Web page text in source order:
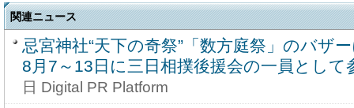
関連ニュース
忌宮神社“天下の奇祭”「数方庭祭」のバザ
8月7～13日に三日相撲後援会の一員として
日 Digital PR Platform